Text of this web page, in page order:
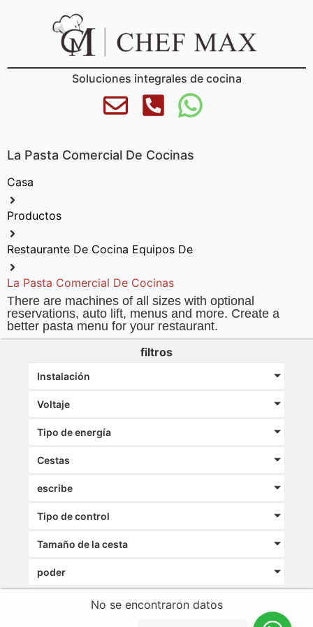
Soluciones integrales de cocina
La Pasta Comercial De Cocinas
Casa
Productos
Restaurante De Cocina Equipos De
La Pasta Comercial De Cocinas
There are machines of all sizes with optional
reservations, auto lift, menus and more. Create a
better pasta menu for your restaurant.
filtros
Instalación
Voltaje
Tipo de energía
Cestas
escribe
Tipo de control
Tamaño de la cesta
poder
No se encontraron datos